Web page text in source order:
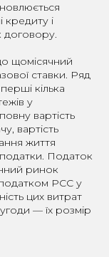
кредиту і
договору.
щомісячний
ставки. Ряд
кілька
у
вартість
вартість
життя
податки. Податок
ринок
PCC у
цих витрат
— їх розмір